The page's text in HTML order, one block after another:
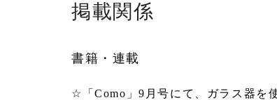
掲載関係
書籍・連載
☆「Como」9月号にて、ガラス器を